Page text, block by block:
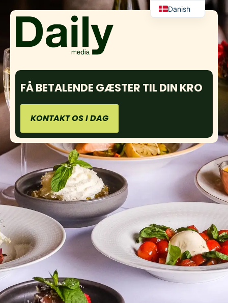
FÅ BETALENDE GÆSTER TIL DIN CAFÉ
KONTAKT OS I DAG
Danish